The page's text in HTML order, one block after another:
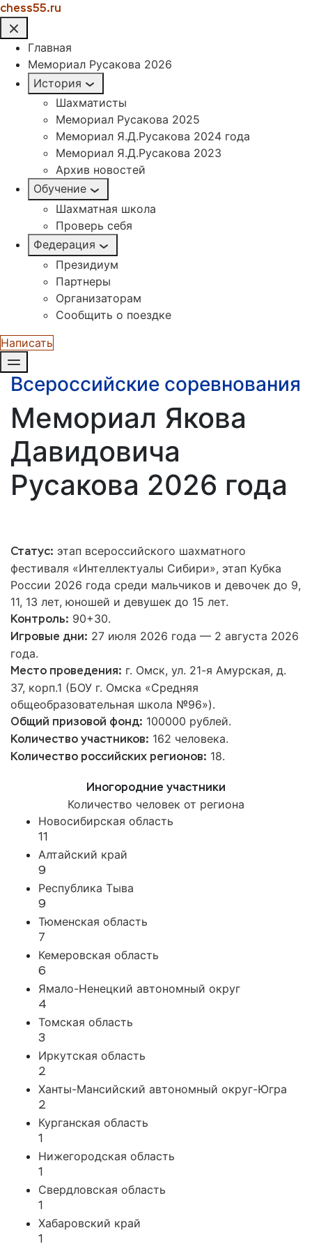
chess55.ru
Главная
Мемориал Русакова 2026
История
Шахматисты
Мемориал Русакова 2025
Мемориал Я.Д.Русакова 2024 года
Мемориал Я.Д.Русакова 2023
Архив новостей
Обучение
Шахматная школа
Проверь себя
Федерация
Президиум
Партнеры
Организаторам
Сообщить о поездке
Написать
Всероссийские соревнования
Мемориал Якова
Давидовича
Русакова 2026 года
Статус: этап всероссийского шахматного
фестиваля «Интеллектуалы Сибири», этап Кубка
России 2026 года среди мальчиков и девочек до 9,
11, 13 лет, юношей и девушек до 15 лет.
Контроль: 90+30.
Игровые дни: 27 июля 2026 года — 2 августа 2026
года.
Место проведения: г. Омск, ул. 21-я Амурская, д.
37, корп.1 (БОУ г. Омска «Средняя
общеобразовательная школа №96»).
Общий призовой фонд: 100000 рублей.
Количество участников: 162 человека.
Количество российских регионов: 18.
Иногородние участники
Количество человек от региона
Новосибирская область
11
Алтайский край
9
Республика Тыва
9
Тюменская область
7
Кемеровская область
6
Ямало-Ненецкий автономный округ
4
Томская область
3
Иркутская область
2
Ханты-Мансийский автономный округ-Югра
2
Курганская область
1
Нижегородская область
1
Свердловская область
1
Хабаровский край
1